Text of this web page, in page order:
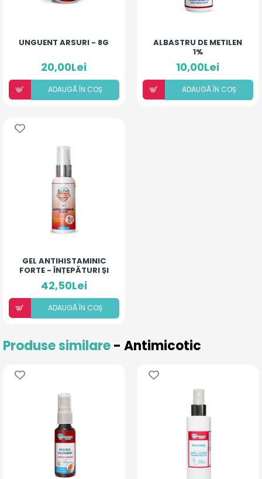
UNGUENT ARSURI - 8G
20,00Lei
ADAUGÃ ÎN COȘ
ALBASTRU DE METILEN
1%
10,00Lei
ADAUGÃ ÎN COȘ
GEL ANTIHISTAMINIC
FORTE - ÎNȚEPĂTURI ȘI
IRITAȚII
42,50Lei
ADAUGÃ ÎN COȘ
Produse similare- Antimicotic